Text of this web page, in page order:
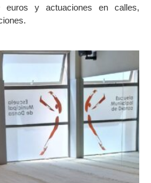
euros y actuaciones en calles,